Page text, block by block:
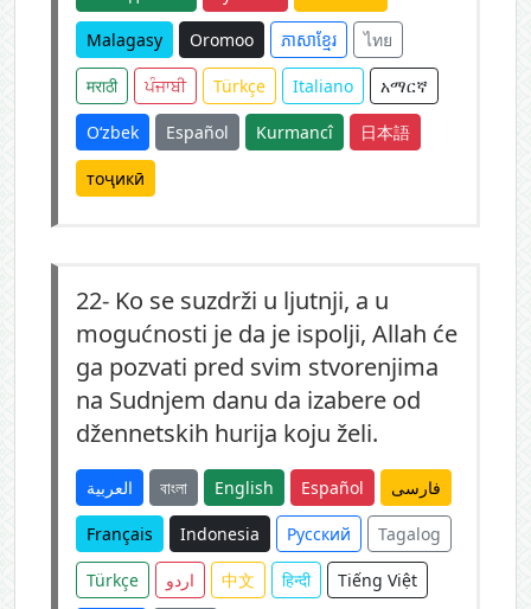
Malagasy Oromoo ភាសាខ្មែរ ไทย
मराठी ਪੰਜਾਬੀ Türkçe Italiano አማርኛ
O‘zbek Español Kurmancî 日本語
тоҷикӣ
22- Ko se suzdrži u ljutnji, a u
mogućnosti je da je ispolji, Allah će
ga pozvati pred svim stvorenjima
na Sudnjem danu da izabere od
džennetskih hurija koju želi.
العربية বাংলা English Español فارسی
Français Indonesia Русский Tagalog
Türkçe اردو 中文 हिन्दी Tiếng Việt